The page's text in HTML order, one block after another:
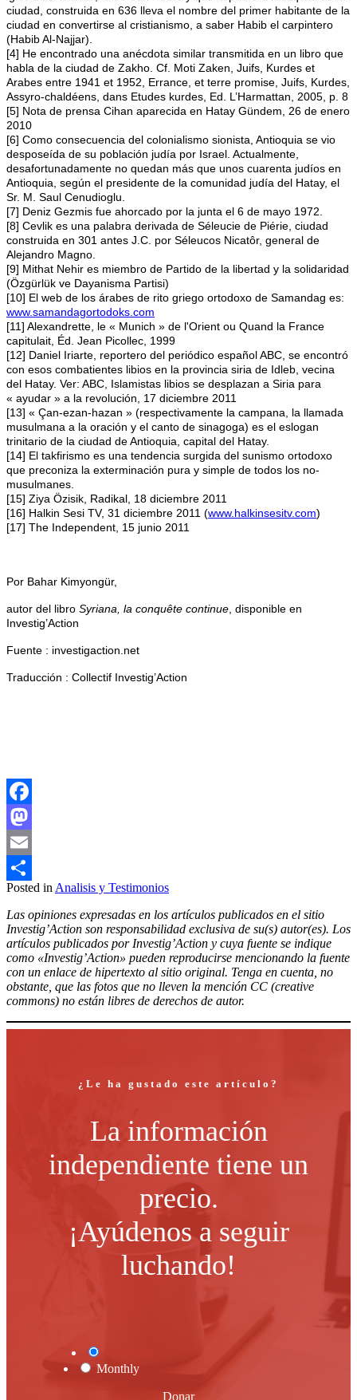
ciudad, construida en 636 lleva el nombre del primer habitante de la
ciudad en convertirse al cristianismo, a saber Habib el carpintero
(Habib Al-Najjar).
[4] He encontrado una anécdota similar transmitida en un libro que
habla de la ciudad de Zakho. Cf. Moti Zaken, Juifs, Kurdes et
Arabes entre 1941 et 1952, Errance, et terre promise, Juifs, Kurdes,
Assyro-chaldéens, dans Etudes kurdes, Ed. L’Harmattan, 2005, p. 8
[5] Nota de prensa Cihan aparecida en Hatay Gündem, 26 de enero
2010
[6] Como consecuencia del colonialismo sionista, Antioquia se vio
desposeída de su población judía por Israel. Actualmente,
desafortunadamente no quedan más que unos cuarenta judíos en
Antioquia, según el presidente de la comunidad judía del Hatay, el
Sr. M. Saul Cenudioglu.
[7] Deniz Gezmis fue ahorcado por la junta el 6 de mayo 1972.
[8] Cevlik es una palabra derivada de Séleucie de Piérie, ciudad
construida en 301 antes J.C. por Séleucos Nicatôr, general de
Alejandro Magno.
[9] Mithat Nehir es miembro de Partido de la libertad y la solidaridad
(Özgürlük ve Dayanisma Partisi)
[10] El web de los árabes de rito griego ortodoxo de Samandag es:
www.samandagortodoks.com
[11] Alexandrette, le « Munich » de l'Orient ou Quand la France
capitulait, Éd. Jean Picollec, 1999
[12] Daniel Iriarte, reportero del periódico español ABC, se encontró
con esos combatientes libios en la provincia siria de Idleb, vecina
del Hatay. Ver: ABC, Islamistas libios se desplazan a Siria para
« ayudar » a la revolución, 17 diciembre 2011
[13] « Çan-ezan-hazan » (respectivamente la campana, la llamada
musulmana a la oración y el canto de sinagoga) es el eslogan
trinitario de la ciudad de Antioquia, capital del Hatay.
[14] El takfirismo es una tendencia surgida del sunismo ortodoxo
que preconiza la exterminación pura y simple de todos los no-
musulmanes.
[15] Ziya Özisik, Radikal, 18 diciembre 2011
[16] Halkin Sesi TV, 31 diciembre 2011 (www.halkinsesitv.com)
[17] The Independent, 15 junio 2011
Por Bahar Kimyongür,
autor del libro Syriana, la conquête continue , disponible en
Investig’Action
Fuente : investigaction.net
Traducción : Collectif Investig’Action
Facebook
Mastodon
Email
Compartir
Posted in Analisis y Testimonios
Las opiniones expresadas en los artículos publicados en el sitio
Investig’Action son responsabilidad exclusiva de su(s) autor(es). Los
artículos publicados por Investig’Action y cuya fuente se indique
como «Investig’Action» pueden reproducirse mencionando la fuente
con un enlace de hipertexto al sitio original. Tenga en cuenta, no
obstante, que las fotos que no lleven la mención CC (creative
commons) no están libres de derechos de autor.
¿Le ha gustado este artículo?
La información
independiente tiene un
precio.
¡Ayúdenos a seguir
luchando!
Monthly
Donar